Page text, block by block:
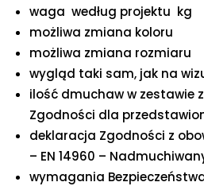
waga według projektu kg
możliwa zmiana koloru
możliwa zmiana rozmiaru
wygląd taki sam, jak na
ilość dmuchaw w zestawie
Zgodności dla
deklaracja Zgodności z
– EN 14960 –
wymagania